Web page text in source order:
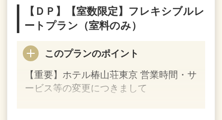
細は公式サイトもしくは宿泊予約（03-
3943-0996）までお問合せくださいま
せ。
＝
【フレキシブルレートプラン】
【ＤＰ】【室数限定】フレキシブルレ
ートプラン（室料のみ）
このプランのポイント
【重要】ホテル椿山荘東京 営業時間・サ
ービス等の変更につきまして